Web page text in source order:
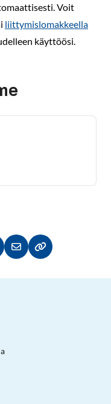
Voit
liittymislomakkeella
käyttöösi.
LinkedInissä
Jaa sähköpostitse
Kopioi linkki